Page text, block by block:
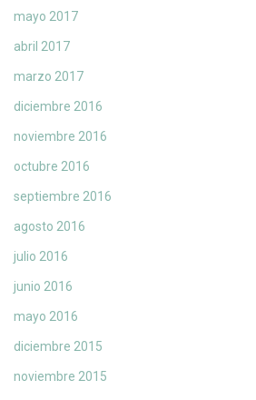
mayo 2017
abril 2017
marzo 2017
diciembre 2016
noviembre 2016
octubre 2016
septiembre 2016
agosto 2016
julio 2016
junio 2016
mayo 2016
diciembre 2015
noviembre 2015